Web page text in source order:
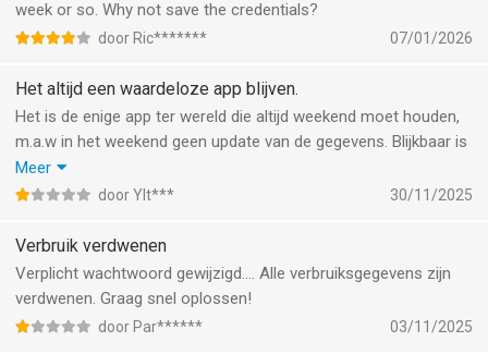
week or so. Why not save the credentials?
door Ric******* 07/01/2026
Het altijd een waardeloze app blijven.
Het is de enige app ter wereld die altijd weekend moet houden,
m.a.w in het weekend geen update van de gegevens. Blijkbaar is
het niet genoeg want zodra je de app wil gebruiken moet je
maar afwachten of deze werkt of niet. Eigenlijk schandalig dat
fatsoenlijk gewerkt heeft. Nu weer gezeik met die
wachtwoorden. Als er geen fatsoenlijk werkende app gemaakt
kan worden, maak dan niks.
Meer
door Ylt*** 30/11/2025
Verbruik verdwenen
Verplicht wachtwoord gewijzigd…. Alle verbruiksgegevens zijn
verdwenen. Graag snel oplossen!
door Par****** 03/11/2025